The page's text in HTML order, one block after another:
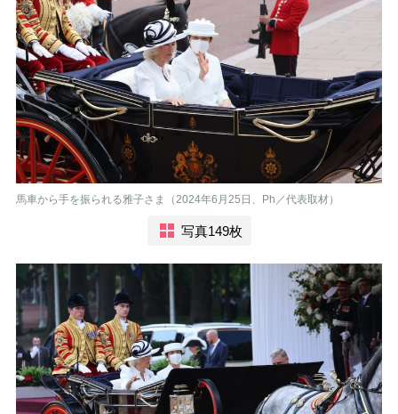
馬車から手を振られる雅子さま（2024年6月25日、Ph／代表取材）
写真149枚